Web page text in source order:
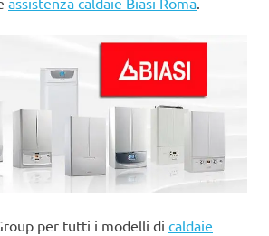
per tutti i modelli di caldaie